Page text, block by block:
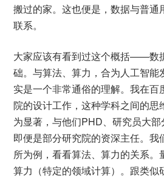
搬过的家。这也便是，数据与普通
联系。
大家应该有看到过这个概括——数
础。与算法、算力，合为人工智能
实是一个非常通俗的理解。我在百
院的设计工作，这种学科之间的思
为显著，与他们PHD、研究员大部
即便是部分研究院的资深主任。我
所为例，看看算法、算力的关系。
算力（特定的领域计算）。跟类似